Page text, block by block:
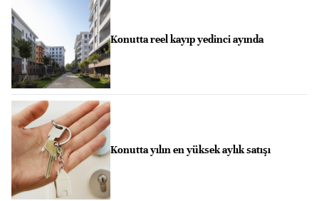
Konutta reel kayıp yedinci ayında
Konutta yılın en yüksek aylık satışı